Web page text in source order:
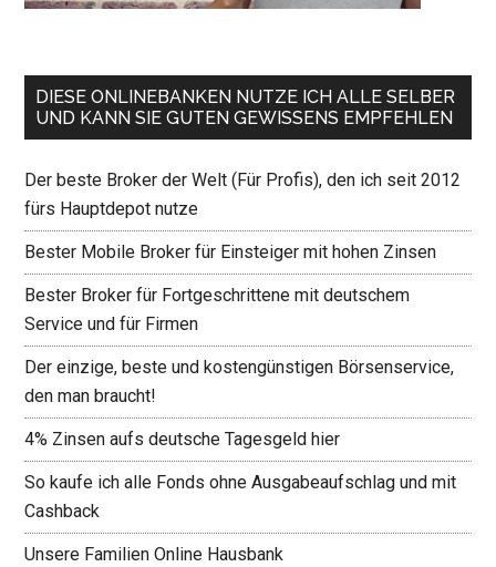
DIESE ONLINEBANKEN NUTZE ICH ALLE SELBER
UND KANN SIE GUTEN GEWISSENS EMPFEHLEN
Der beste Broker der Welt (Für Profis), den ich seit 2012
fürs Hauptdepot nutze
Bester Mobile Broker für Einsteiger mit hohen Zinsen
Bester Broker für Fortgeschrittene mit deutschem
Service und für Firmen
Der einzige, beste und kostengünstigen Börsenservice,
den man braucht!
4% Zinsen aufs deutsche Tagesgeld hier
So kaufe ich alle Fonds ohne Ausgabeaufschlag und mit
Cashback
Unsere Familien Online Hausbank